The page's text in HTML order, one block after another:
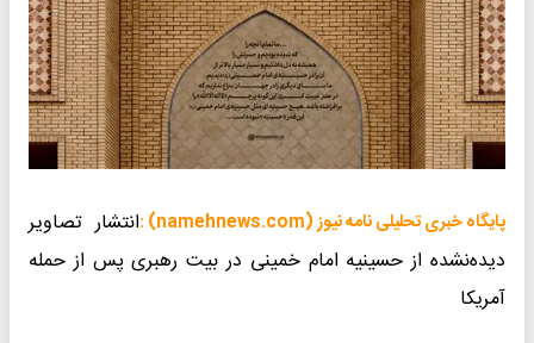
پایگاه خبری تحلیلی نامه نیوز (namehnews.com) :
انتشار تصاویر
دیده‌نشده از حسینیه امام خمینی در بیت رهبری پس از حمله
آمریکا